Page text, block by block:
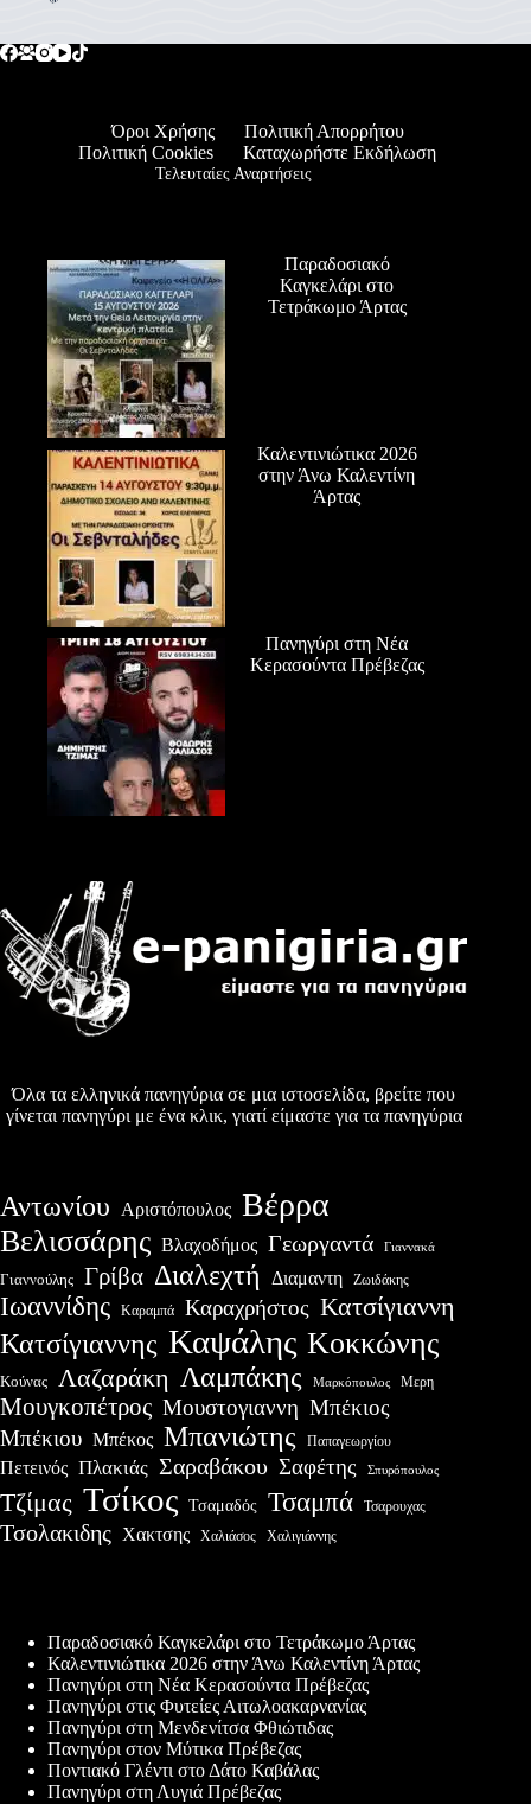
Όροι Χρήσης
Πολιτική Απορρήτου
Πολιτική Cookies
Καταχωρήστε Εκδήλωση
Τελευταίες Αναρτήσεις
Παραδοσιακό
Καγκελάρι στο
Τετράκωμο Άρτας
Καλεντινιώτικα 2026
στην Άνω Καλεντίνη
Άρτας
Πανηγύρι στη Νέα
Κερασούντα Πρέβεζας
Όλα τα ελληνικά πανηγύρια σε μια ιστοσελίδα, βρείτε που
γίνεται πανηγύρι με ένα κλικ, γιατί είμαστε για τα πανηγύρια
Αντωνίου Αριστόπουλος Βέρρα
Βελισσάρης Βλαχοδήμος Γεωργαντά Γιαννακά
Γιαννούλης Γρίβα Διαλεχτή Διαμαντη Ζωιδάκης
Ιωαννίδης Καραμπά Καραχρήστος Κατσίγιαννη
Κατσίγιαννης Καψάλης Κοκκώνης
Κούνας Λαζαράκη Λαμπάκης Μαρκόπουλος Μερη
Μουγκοπέτρος Μουστογιαννη Μπέκιος
Μπέκιου Μπέκος Μπανιώτης Παπαγεωργίου
Πετεινός Πλακιάς Σαραβάκου Σαφέτης Σπυρόπουλος
Τζίμας Τσίκος Τσαμαδός Τσαμπά Τσαρουχας
Τσολακιδης Χακτσης Χαλιάσος Χαλιγιάννης
Παραδοσιακό Καγκελάρι στο Τετράκωμο Άρτας
Καλεντινιώτικα 2026 στην Άνω Καλεντίνη Άρτας
Πανηγύρι στη Νέα Κερασούντα Πρέβεζας
Πανηγύρι στις Φυτείες Αιτωλοακαρνανίας
Πανηγύρι στη Μενδενίτσα Φθιώτιδας
Πανηγύρι στον Μύτικα Πρέβεζας
Ποντιακό Γλέντι στο Δάτο Καβάλας
Πανηγύρι στη Λυγιά Πρέβεζας